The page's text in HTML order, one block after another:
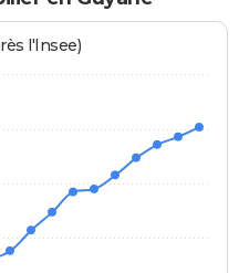
l'Insee)